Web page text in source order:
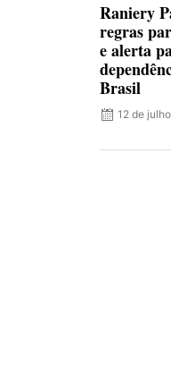
Raniery
regras
e alerta
Brasil
12 de